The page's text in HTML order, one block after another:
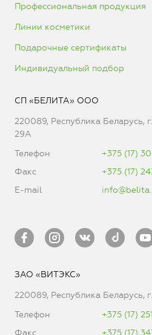
Профессиональная продукция
Линии косметики
Подарочные сертификаты
Индивидуальный подбор
СП «БЕЛИТА» ООО
220089, Республика Беларусь,
29А
Телефон
+375 (17)
Факс
+375 (17)
E-mail
ЗАО «ВИТЭКС»
220089, Республика Беларусь,
Телефон
+375 (17)
Факс
+375 (17)